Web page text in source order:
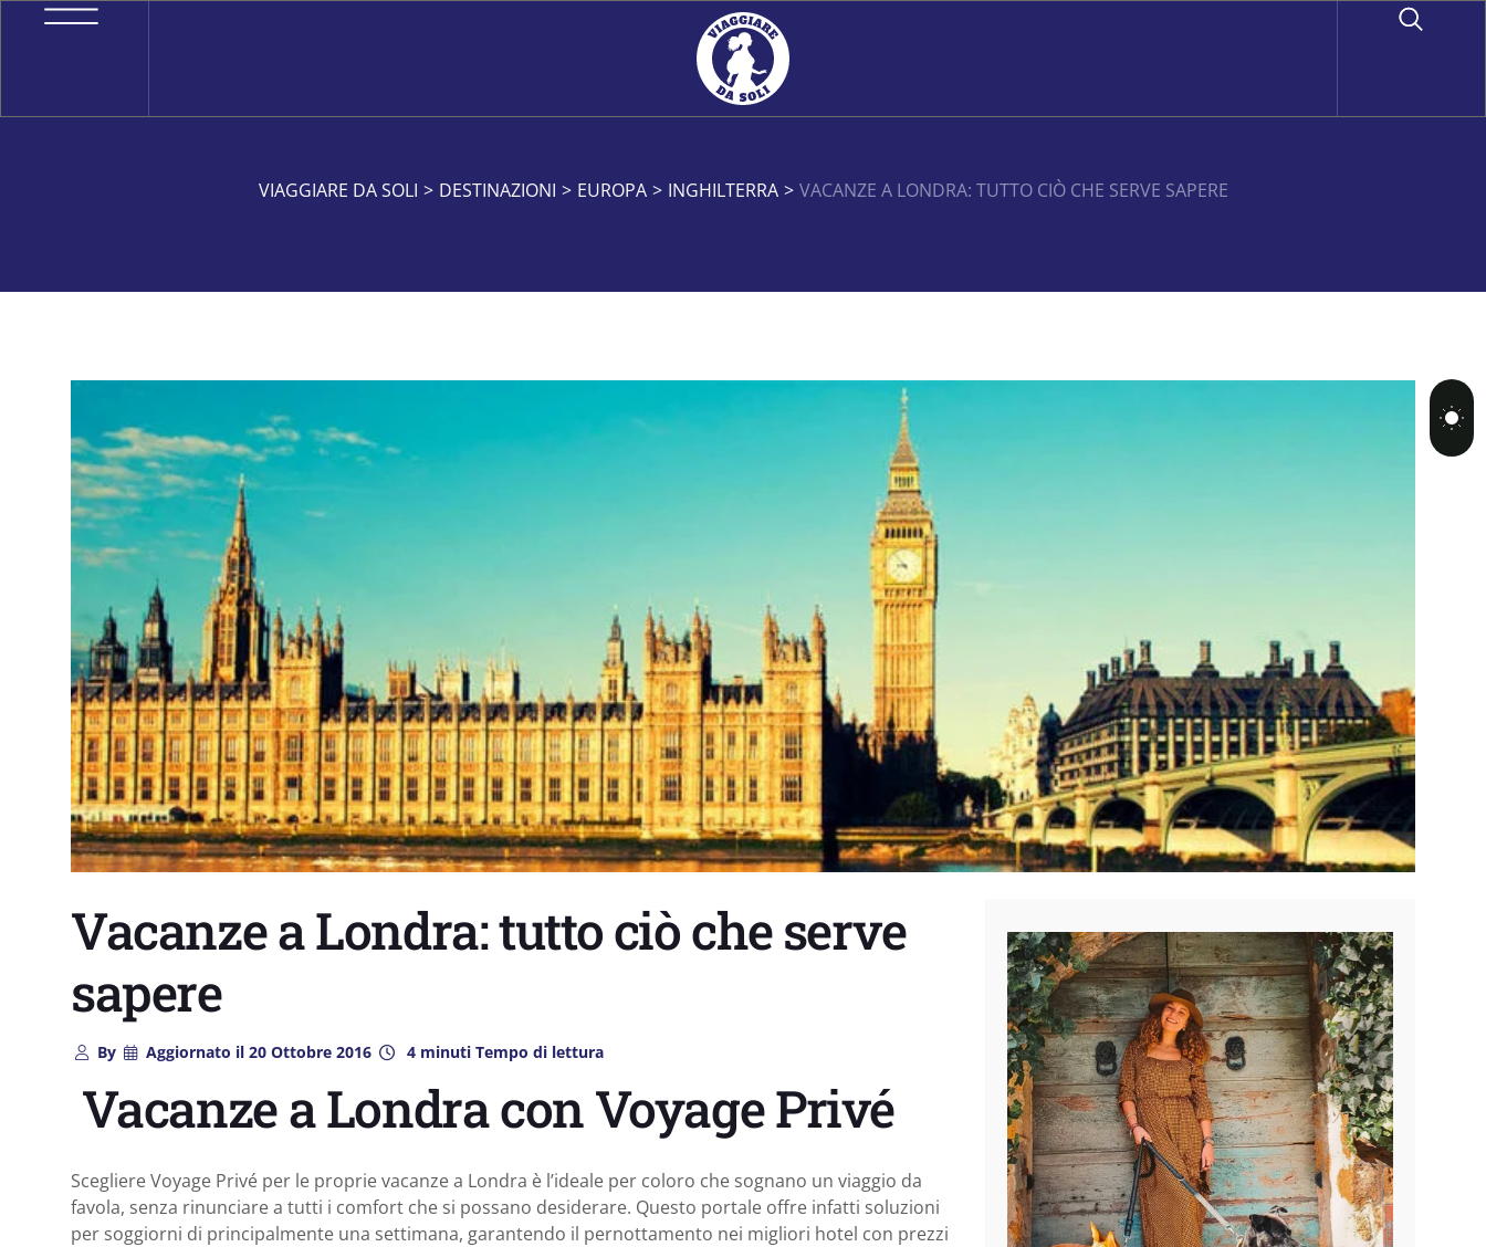
VIAGGIARE DA SOLI > DESTINAZIONI > EUROPA > INGHILTERRA > VACANZE A LONDRA: TUTTO CIÒ CHE SERVE SAPERE
Vacanze a Londra: tutto ciò che serve
sapere
By Aggiornato il 20 Ottobre 2016 4 minuti Tempo di lettura
Vacanze a Londra con Voyage Privé
Scegliere Voyage Privé per le proprie vacanze a Londra è l’ideale per coloro che sognano un viaggio da
favola, senza rinunciare a tutti i comfort che si possano desiderare. Questo portale offre infatti soluzioni
per soggiorni di principalmente una settimana, garantendo il pernottamento nei migliori hotel con prezzi